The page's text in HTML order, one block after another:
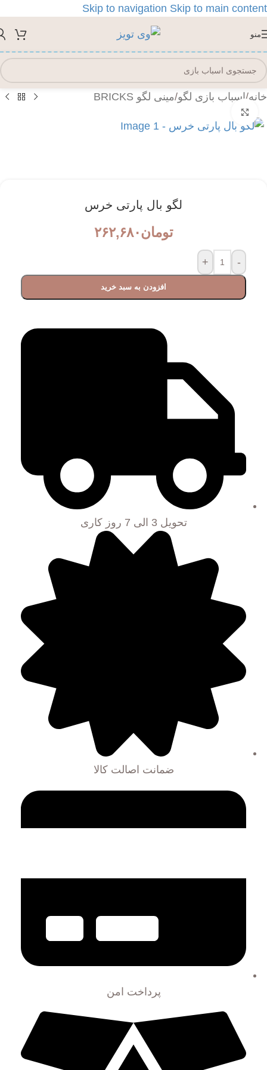
Skip to navigation Skip to main content
منو
خانه/اسباب بازی لگو/مینی لگو BRICKS
لگو بال پارتی خرس
تومان۲۶۲,۶۸۰
-
+
افزودن به سبد خرید
تحویل 3 الی 7 روز کاری
ضمانت اصالت کالا
پرداخت امن